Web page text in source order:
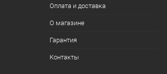
Оплата и доставка
О магазине
Гарантия
Контакты